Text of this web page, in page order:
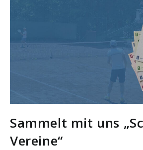
Sammelt mit uns
Vereine“